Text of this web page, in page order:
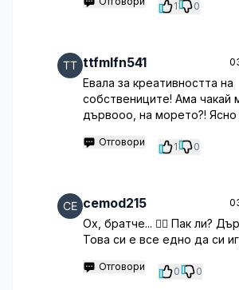
1 0
ttfmlfn541
Евала за креативността на
собствениците! Ама чакай
дървооо, на морето?! Ясно
Отговори 1 0
cemod215
Ох, братче... 🤦‍♀️ Пак ли?
Това си е все едно да си
Отговори 0 0